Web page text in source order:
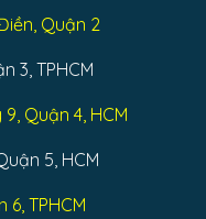
Quận 2
3, TPHCM
Quận 4, HCM
5, HCM
6, TPHCM